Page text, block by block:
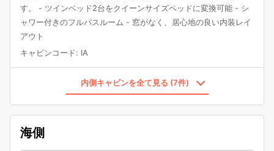
す。 - ツインベッド2台をクイーンサイズベッドに変換可能 - シ
ャワー付きのフルバスルーム - 窓がなく、居心地の良い内装レイ
アウト
キャビンコード: IA
内側キャビンを全て見る (7件)
海側